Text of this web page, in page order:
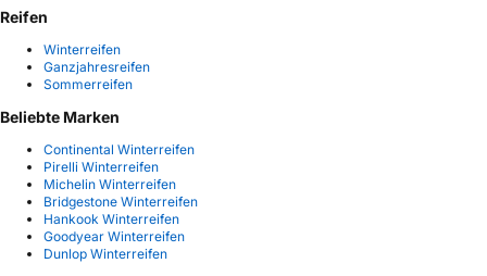
Reifen
Winterreifen
Ganzjahresreifen
Sommerreifen
Beliebte Marken
Continental Winterreifen
Pirelli Winterreifen
Michelin Winterreifen
Bridgestone Winterreifen
Hankook Winterreifen
Goodyear Winterreifen
Dunlop Winterreifen